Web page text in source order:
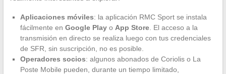
Aplicaciones móviles: la aplicación RMC Sport se instala
fácilmente en Google Playo App Store. El acceso a la
transmisión en directo se realiza luego con tus credenciales
de SFR, sin suscripción, no es posible.
Operadores socios: algunos abonados de Coriolis o La
Poste Mobile pueden, durante un tiempo limitado,